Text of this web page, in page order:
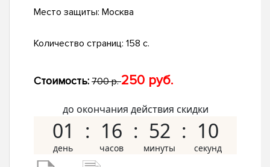
Место защиты: Москва
Количество страниц: 158 с.
Стоимость: 700 р.250 руб.
до окончания действия скидки
01 16 52 09